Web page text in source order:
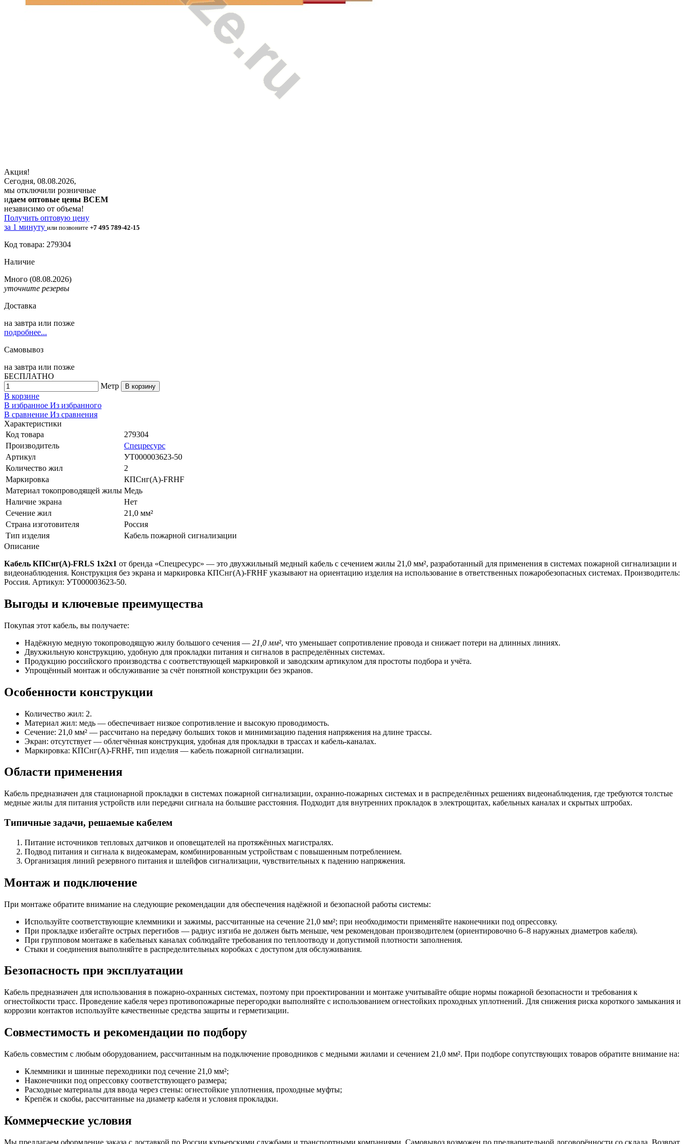
Акция!
Сегодня, 08.08.2026,
мы отключили розничные
идаем оптовые цены ВСЕМ
независимо от объема!
Получить оптовую цену
за 1 минуту или позвоните +7 495 789-42-15
Код товара: 279304
Наличие
Много (08.08.2026)
уточните резервы
Доставка
на завтра или позже
подробнее...
Самовывоз
на завтра или позже
БЕСПЛАТНО
Метр
В корзину
В корзине
В избранное Из избранного
В сравнение Из сравнения
Характеристики
Код товара
279304
Производитель
Спецресурс
Артикул
УТ000003623-50
Количество жил
2
Маркировка
КПСнг(A)-FRHF
Материал токопроводящей жилы Медь
Наличие экрана
Нет
Сечение жил
21,0 мм²
Страна изготовителя
Россия
Тип изделия
Кабель пожарной сигнализации
Описание
Кабель КПСнг(A)-FRLS 1x2x1 от бренда «Спецресурс» — это двухжильный медный кабель с сечением жилы 21,0 мм², разработанный для применения в системах пожарной сигнализации и
видеонаблюдения. Конструкция без экрана и маркировка КПСнг(A)-FRHF указывают на ориентацию изделия на использование в ответственных пожаробезопасных системах. Производитель:
Россия. Артикул: УТ000003623-50.
Выгоды и ключевые преимущества
Покупая этот кабель, вы получаете:
Надёжную медную токопроводящую жилу большого сечения — 21,0 мм², что уменьшает сопротивление провода и снижает потери на длинных линиях.
Двухжильную конструкцию, удобную для прокладки питания и сигналов в распределённых системах.
Продукцию российского производства с соответствующей маркировкой и заводским артикулом для простоты подбора и учёта.
Упрощённый монтаж и обслуживание за счёт понятной конструкции без экранов.
Особенности конструкции
Количество жил: 2.
Материал жил: медь — обеспечивает низкое сопротивление и высокую проводимость.
Сечение: 21,0 мм² — рассчитано на передачу больших токов и минимизацию падения напряжения на длине трассы.
Экран: отсутствует — облегчённая конструкция, удобная для прокладки в трассах и кабель-каналах.
Маркировка: КПСнг(A)-FRHF, тип изделия — кабель пожарной сигнализации.
Области применения
Кабель предназначен для стационарной прокладки в системах пожарной сигнализации, охранно-пожарных системах и в распределённых решениях видеонаблюдения, где требуются толстые
медные жилы для питания устройств или передачи сигнала на большие расстояния. Подходит для внутренних прокладок в электрощитах, кабельных каналах и скрытых штробах.
Типичные задачи, решаемые кабелем
Питание источников тепловых датчиков и оповещателей на протяжённых магистралях.
Подвод питания и сигнала к видеокамерам, комбинированным устройствам с повышенным потреблением.
Организация линий резервного питания и шлейфов сигнализации, чувствительных к падению напряжения.
Монтаж и подключение
При монтаже обратите внимание на следующие рекомендации для обеспечения надёжной и безопасной работы системы:
Используйте соответствующие клеммники и зажимы, рассчитанные на сечение 21,0 мм²; при необходимости применяйте наконечники под опрессовку.
При прокладке избегайте острых перегибов — радиус изгиба не должен быть меньше, чем рекомендован производителем (ориентировочно 6–8 наружных диаметров кабеля).
При групповом монтаже в кабельных каналах соблюдайте требования по теплоотводу и допустимой плотности заполнения.
Стыки и соединения выполняйте в распределительных коробках с доступом для обслуживания.
Безопасность при эксплуатации
Кабель предназначен для использования в пожарно-охранных системах, поэтому при проектировании и монтаже учитывайте общие нормы пожарной безопасности и требования к
огнестойкости трасс. Проведение кабеля через противопожарные перегородки выполняйте с использованием огнестойких проходных уплотнений. Для снижения риска короткого замыкания и
коррозии контактов используйте качественные средства защиты и герметизации.
Совместимость и рекомендации по подбору
Кабель совместим с любым оборудованием, рассчитанным на подключение проводников с медными жилами и сечением 21,0 мм². При подборе сопутствующих товаров обратите внимание на:
Клеммники и шинные переходники под сечение 21,0 мм²;
Наконечники под опрессовку соответствующего размера;
Расходные материалы для ввода через стены: огнестойкие уплотнения, проходные муфты;
Крепёж и скобы, рассчитанные на диаметр кабеля и условия прокладки.
Коммерческие условия
Мы предлагаем оформление заказа с доставкой по России курьерскими службами и транспортными компаниями. Самовывоз возможен по предварительной договорённости со склада. Возврат